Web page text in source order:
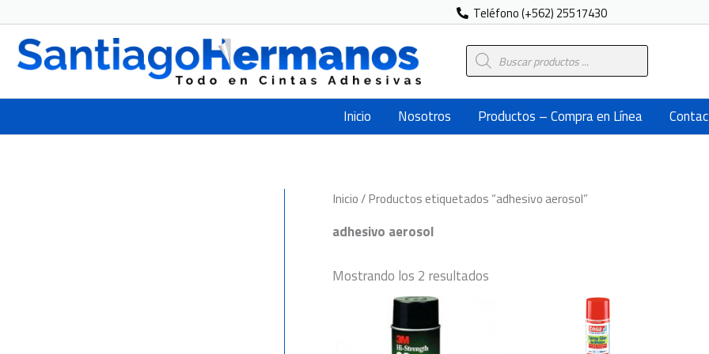
contenido
Teléfono (+562) 25517430
Búsqueda
de
Inicio Nosotros Productos – Compra en Línea
Inicio/ Productos etiquetados “adhesivo aerosol”
adhesivo aerosol
Mostrando los 2 resultados